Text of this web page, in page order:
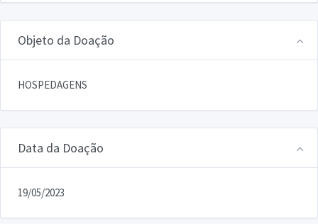
Objeto da Doação
HOSPEDAGENS
Data da Doação
19/05/2023